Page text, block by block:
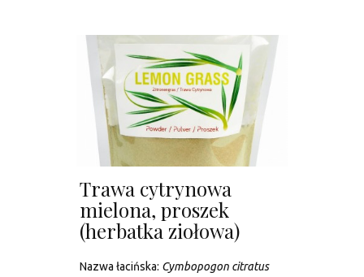
Trawa cytrynowa
mielona, proszek
(herbatka ziołowa)
Nazwa łacińska: Cymbopogon citratus